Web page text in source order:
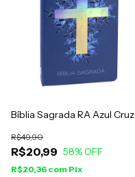
Bíblia Sagrada RA Azul Cruz
R$20,99
R$49,90
58% OFF
R$20,36 com Pix